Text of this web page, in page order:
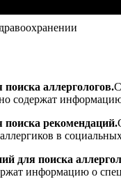
аллергологов.
содержат
поиска рекомендаций.
в
для поиска
информацию о